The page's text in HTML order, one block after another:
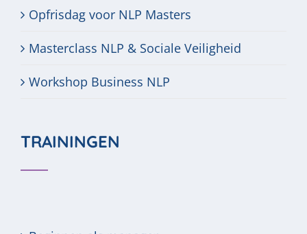
Opfrisdag voor NLP Masters
Masterclass NLP & Sociale Veiligheid
Workshop Business NLP
TRAININGEN